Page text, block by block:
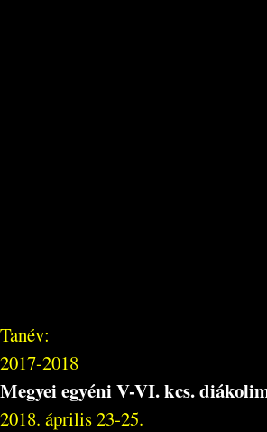
Tanév:
2017-2018
Megyei egyéni V-VI. kcs.
2018. április 23-25.